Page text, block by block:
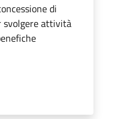
di
svolgere attività